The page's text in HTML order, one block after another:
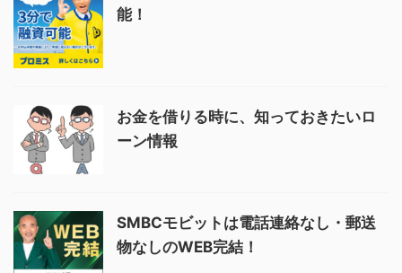
能！
お金を借りる時に、知っておきたいロ
ーン情報
SMBCモビットは電話連絡なし・郵送
物なしのWEB完結！